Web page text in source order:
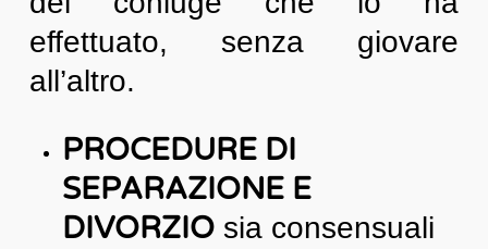
effettuato, senza giovare
all’altro.
PROCEDURE DI
SEPARAZIONE E
DIVORZIOsia consensuali